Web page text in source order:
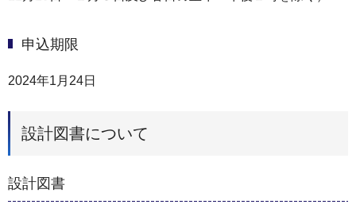
申込期限
2024年1月24日
設計図書について
設計図書